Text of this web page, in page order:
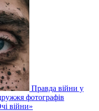
Правда війни у
фотографів
війни»